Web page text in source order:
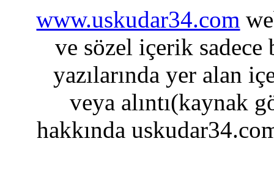
www.uskudar34.com
ve sözel içerik sadece
yazılarında yer alan
veya alıntı(kaynak
hakkında